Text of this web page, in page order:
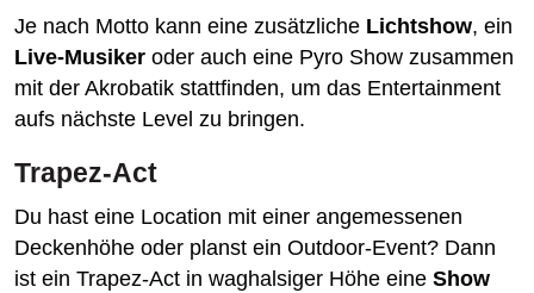
Je nach Motto kann eine zusätzliche Lichtshow, ein
Live-Musiker oder auch eine Pyro Show zusammen
mit der Akrobatik stattfinden, um das Entertainment
aufs nächste Level zu bringen.
Trapez-Act
Du hast eine Location mit einer angemessenen
Deckenhöhe oder planst ein Outdoor-Event? Dann
ist ein Trapez-Act in waghalsiger Höhe eine Show